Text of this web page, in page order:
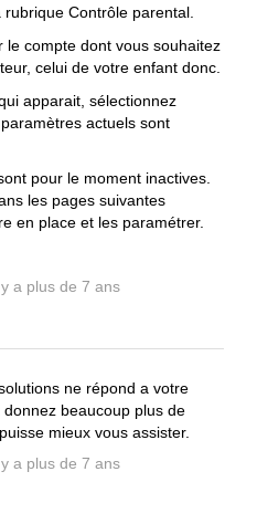
Contrôle parental.
le compte dont vous souhaitez
celui de votre enfant donc.
apparait, sélectionnez
actuels sont
pour le moment inactives.
les pages suivantes
en place et les paramétrer.
a plus de 7 ans
ne répond a votre
beaucoup plus de
mieux vous assister.
a plus de 7 ans